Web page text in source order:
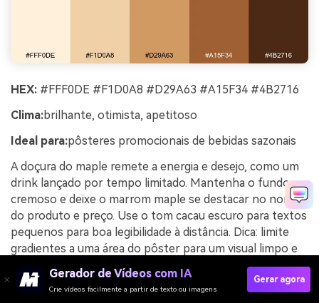
HEX: #FFF0DE #F1D0A8 #D29A63 #A15F34 #4B2716
Clima:brilhante, otimista, apetitoso
Ideal para:pôsteres promocionais de bebidas sazonais
A doçura do maple remete a energia e desejo, como um
drink lançado por tempo limitado. Mantenha o fundo
cremoso e deixe o marrom maple se destacar no nome
do produto e preço. Use o tom cacau escuro para textos
pequenos para boa legibilidade à distância. Dica: limite
gradientes a uma área do pôster para um visual limpo e
Exemplo de imagem de macchiato de maple gerado
Gerador de Vídeos com IA
Crie vídeos facilmente a partir de texto ou imagens
Gerar agora